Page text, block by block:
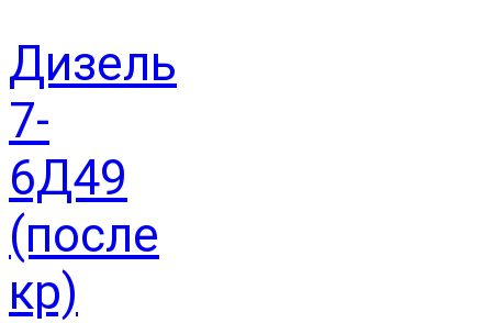
Дизель
7-
6Д49
(после
кр)